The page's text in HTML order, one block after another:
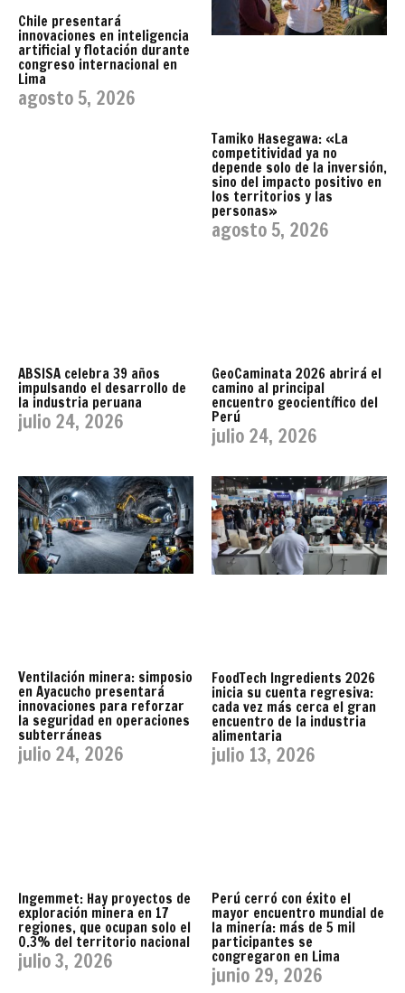
Chile presentará
innovaciones en inteligencia
artificial y flotación durante
congreso internacional en
Lima
agosto 5, 2026
Tamiko Hasegawa: «La
competitividad ya no
depende solo de la inversión,
sino del impacto positivo en
los territorios y las
personas»
agosto 5, 2026
ABSISA celebra 39 años
impulsando el desarrollo de
la industria peruana
julio 24, 2026
GeoCaminata 2026 abrirá el
camino al principal
encuentro geocientífico del
Perú
julio 24, 2026
Ventilación minera: simposio
en Ayacucho presentará
innovaciones para reforzar
la seguridad en operaciones
subterráneas
julio 24, 2026
FoodTech Ingredients 2026
inicia su cuenta regresiva:
cada vez más cerca el gran
encuentro de la industria
alimentaria
julio 13, 2026
Ingemmet: Hay proyectos de
exploración minera en 17
regiones, que ocupan solo el
0.3% del territorio nacional
julio 3, 2026
Perú cerró con éxito el
mayor encuentro mundial de
la minería: más de 5 mil
participantes se
congregaron en Lima
junio 29, 2026